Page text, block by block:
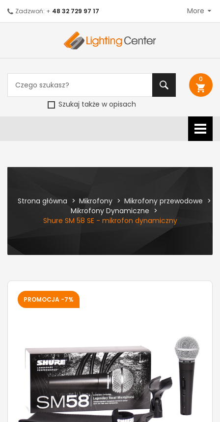
Szukaj także w opisach
0
shopping_cart
Zadzwoń: + 48 32 729 97 17 More
Strona główna Mikrofony
Mikrofony przewodowe
Mikrofony Dynamiczne
Shure SM 58 SE - mikrofon dynamiczny
PROMOCJA -7%